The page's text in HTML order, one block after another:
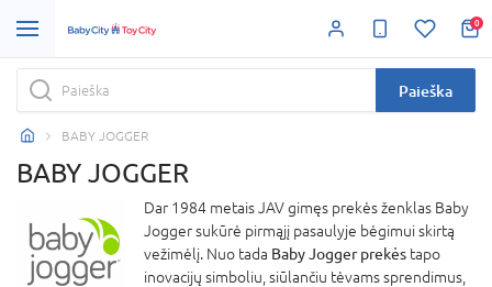
0
Paieška
BABY JOGGER
BABY JOGGER
Dar 1984 metais JAV gimęs prekės ženklas Baby
Jogger sukūrė pirmąjį pasaulyje bėgimui skirtą
vežimėlį. Nuo tada Baby Jogger prekės tapo
inovacijų simboliu, siūlančiu tėvams sprendimus,